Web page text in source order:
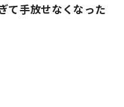
て手放せなくなった